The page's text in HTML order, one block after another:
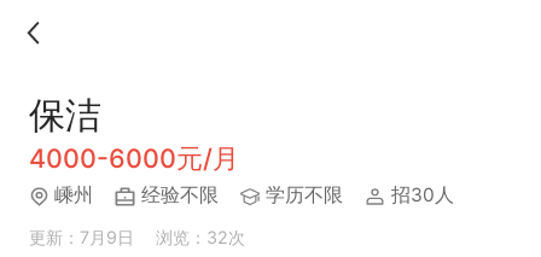
保洁
4000-6000元/月
嵊州 经验不限 学历不限 招30人
更新：7月9日 浏览：32次